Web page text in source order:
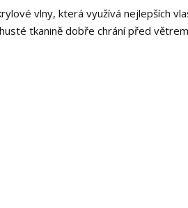
vlny, která využívá nejlepších
tkanině dobře chrání před